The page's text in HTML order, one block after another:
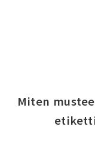
Miten